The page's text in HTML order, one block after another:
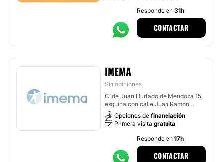
Responde en 31h
CONTACTAR
IMEMA
Sin opiniones
C. de Juan Hurtado de Mendoza 15,
esquina con calle Juan Ramón
Jiménez, Madrid
Opciones de financiación
Primera visita gratuita
Responde en 17h
CONTACTAR